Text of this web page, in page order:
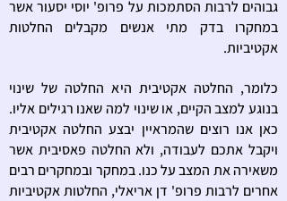
גבוהים לרבות הסתמכות על פרופ' יוסי יסעור אשר
במחקרו בדק מתי אנשים מקבלים החלטות
אקטיביות.
כלומר, החלטה אקטיבית היא החלטה של שינוי
בנוגע למצב הקיים, או שינוי למה שאנו רגילים אליו.
כאן אנו רוצים שהמראיין יבצע החלטה אקטיבית
ויקבל אתכם לעבודה, ולא החלטה פאסיבית אשר
משאירה את המצב על כנו. במחקר ובמחקרים רבים
אחרים לרבות פרופ' דן אריאלי, החלטות אקטיביות